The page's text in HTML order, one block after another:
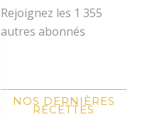
Rejoignez les 1 355
autres abonnés
NOS DERNIÈRES
RECETTES